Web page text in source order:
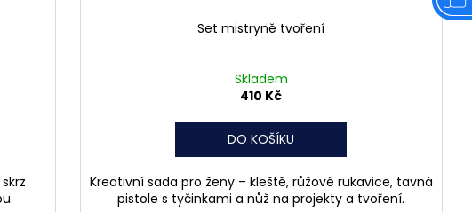
Set mistryně tvoření
Skladem
410 Kč
DO KOŠÍKU
Kreativní sada pro ženy – kleště, růžové rukavice, tavná
pistole s tyčinkami a nůž na projekty a tvoření.